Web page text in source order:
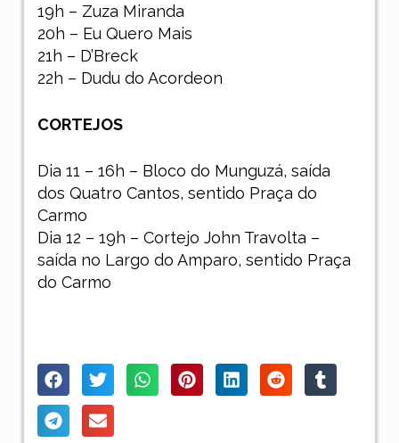
19h – Zuza Miranda
20h – Eu Quero Mais
21h – D’Breck
22h – Dudu do Acordeon
CORTEJOS
Dia 11 – 16h – Bloco do Munguzá, saída
dos Quatro Cantos, sentido Praça do
Carmo
Dia 12 – 19h – Cortejo John Travolta –
saída no Largo do Amparo, sentido Praça
do Carmo